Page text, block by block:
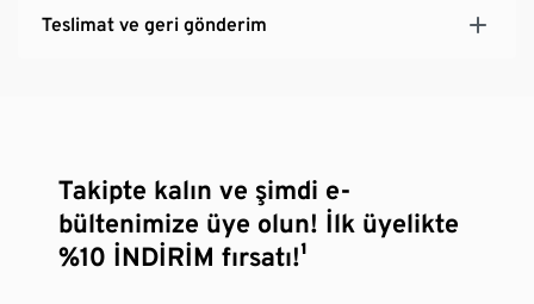
Teslimat ve geri gönderim
Takipte kalın ve şimdi e-
bültenimize üye olun! İlk üyelikte
%10 İNDİRİM fırsatı!¹